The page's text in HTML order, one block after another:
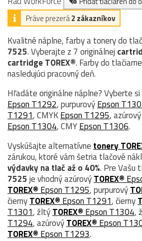
Práve prezerá2 zákazníkov
Kvalitné náplne, farby a tonery do
7525. Vyberajte z 7 originálnej
cartridge TOREX®. Farby do
nasledujúci pracovný deň.
Hľadáte originálne náplne? Vyberte
Epson T1292, purpurovýEpson
T1291, CMYKEpson T1295, azúrový
Epson T1304, CMYEpson T1306.
Vyskúšajte alternatívne tonery
zárukou, ktoré vám šetria tlačové
výdavky na tlač až o 40%. Pre Vašu
7525je vhodný azúrovýTOREX®
TOREX® Epson T1295, purpurový
čiernyTOREX® Epson T1291, čierny
T1301, žltýTOREX® Epson T1304,
T1294, azúrovýTOREX® Epson
TOREX® Epson T1293.